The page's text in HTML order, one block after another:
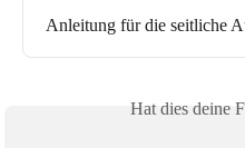
Anleitung für die seitliche
Hat dies deine